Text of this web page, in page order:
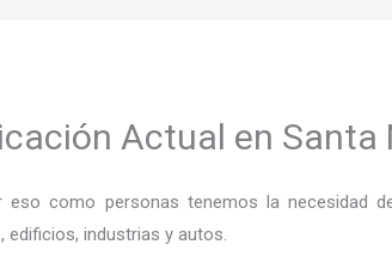
Actual en Santa
como personas tenemos la necesidad
industrias y autos.